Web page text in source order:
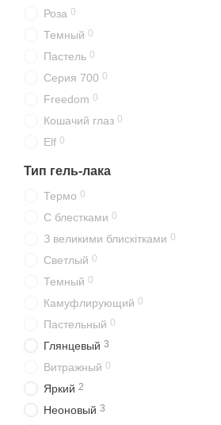
Роза 0
Темный 0
Пастель 0
Серия 700 0
Freedom 0
Кошачий глаз 0
Elf 0
Тип гель-лака
Термо 0
С блестками 0
З великими блискітками 0
Светлый 0
Темный 0
Камуфлирующий 0
Пастельный 0
Глянцевый 3
Витражный 0
Яркий 2
Неоновый 3